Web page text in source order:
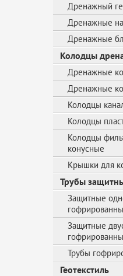
Дренажный
Дренажные
Дренажные
Колодцы
Дренажные
Дренажные
Колодцы
Колодцы
Колодцы
конусные
Крышки для
Трубы
Защитные
Защитные
Трубы
Геотекстиль